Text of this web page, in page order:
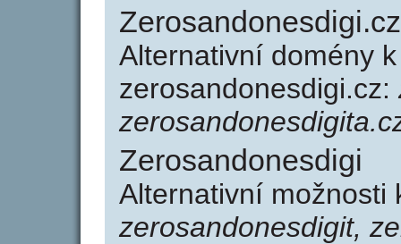
Zerosandonesdigi.cz
Alternativní domény
zerosandonesdigi.cz:
Zerosandonesdigi
Alternativní možnosti
zerosandonesdigit,